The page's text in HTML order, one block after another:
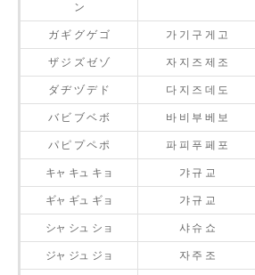
ン
ガ ギ グ ゲ ゴ 가 기 구 게 고
ザ ジ ズ ゼ ゾ 자 지 즈 제 조
ダ ヂ ヅ デ ド 다 지 즈 데 도
バ ビ ブ ベ ボ 바 비 부 베 보
パ ピ プ ペ ポ 파 피 푸 페 포
キャ キュ キョ 갸 규 교
ギャ ギュ ギョ 갸 규 교
シャ シュ ショ 샤 슈 쇼
ジャ ジュ ジョ 자 주 조